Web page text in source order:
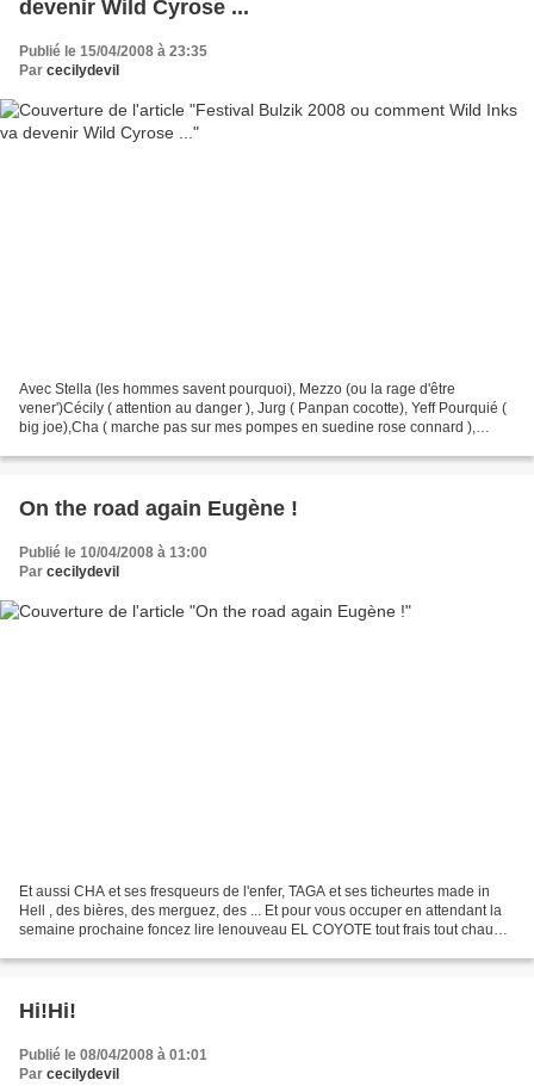
devenir Wild Cyrose ...
Publié le 15/04/2008 à 23:35
Par cecilydevil
Avec Stella (les hommes savent pourquoi), Mezzo (ou la rage d'être
vener')Cécily ( attention au danger ), Jurg ( Panpan cocotte), Yeff Pourquié (
big joe),Cha ( marche pas sur mes pompes en suedine rose connard ),
On the road again Eugène !
Publié le 10/04/2008 à 13:00
Par cecilydevil
Et aussi CHA et ses fresqueurs de l'enfer, TAGA et ses ticheurtes made in
Hell , des bières, des merguez, des ... Et pour vous occuper en attendant la
semaine prochaine foncez lire lenouveau EL COYOTE tout frais tout chaud !
Hi!Hi!
Publié le 08/04/2008 à 01:01
Par cecilydevil